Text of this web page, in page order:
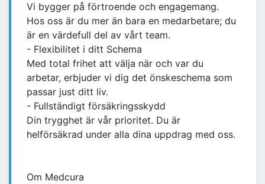
Vi bygger på förtroende och engagemang.
Hos oss är du mer än bara en medarbetare; du
är en värdefull del av vårt team.
- Flexibilitet i ditt Schema
Med total frihet att välja när och var du
arbetar, erbjuder vi dig det önskeschema som
passar just ditt liv.
- Fullständigt försäkringsskydd
Din trygghet är vår prioritet. Du är
helförsäkrad under alla dina uppdrag med oss.
Om Medcura